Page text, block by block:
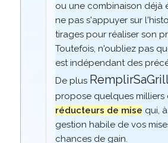
ou une combinaison déjà
ne pas s'appuyer sur
tirages pour réaliser son
Toutefois, n'oubliez pas
est indépendant des
De plus
propose quelques milliers
réducteurs de mise qui,
gestion habile de vos
chances de gain.